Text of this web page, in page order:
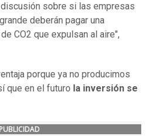
discusión sobre si las empresas
deberán pagar una
CO2 que expulsan al aire",
porque ya no producimos
que en el futuro la inversión se
PUBLICIDAD